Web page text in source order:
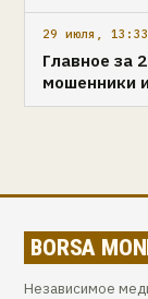
29 июля, 13:33
Главное за
мошенники
BORSA
Независимое